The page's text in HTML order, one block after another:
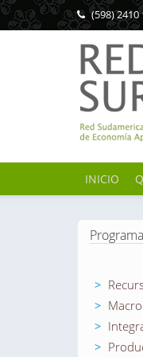
Pasar al contenido(598) 2410
INICIO